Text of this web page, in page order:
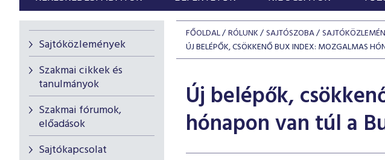
Sajtóközlemények
Szakmai cikkek és
tanulmányok
Szakmai fórumok,
előadások
Sajtókapcsolat
FŐOLDAL RÓLUNK SAJTÓSZOBA
ÚJ BELÉPŐK, CSÖKKENŐ BUX INDEX: MOZGALMAS
Új belépők,
hónapon van túl a